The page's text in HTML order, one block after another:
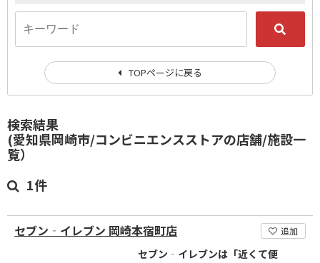
検索結果
(愛知県岡崎市/コンビニエンスストアの店舗/施設一
覧）
1件
セブン‐イレブン 岡崎本宿町店 追加
セブン‐イレブンは「近くて便
TOPページに戻る